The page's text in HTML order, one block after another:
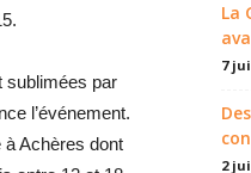
sublimées par
l’événement.
Achères dont
La
7
2